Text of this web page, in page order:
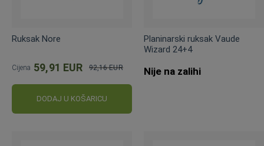
Ruksak Nore
Cijena 59,91 EUR
cijena
92,16 EUR
DODAJ U KOŠARICU
Planinarski ruksak Vaude
Wizard 24+4
Nije na zalihi